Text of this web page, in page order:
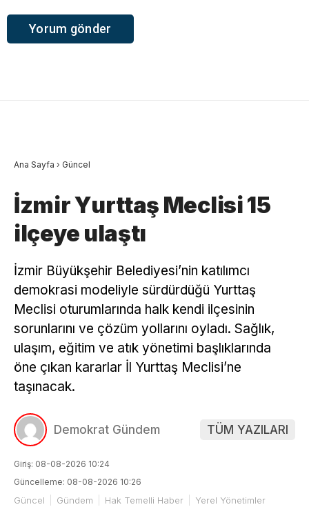
Ana Sayfa › Güncel
İzmir Yurttaş Meclisi 15
ilçeye ulaştı
İzmir Büyükşehir Belediyesi’nin katılımcı
demokrasi modeliyle sürdürdüğü Yurttaş
Meclisi oturumlarında halk kendi ilçesinin
sorunlarını ve çözüm yollarını oyladı. Sağlık,
ulaşım, eğitim ve atık yönetimi başlıklarında
öne çıkan kararlar İl Yurttaş Meclisi’ne
taşınacak.
Demokrat Gündem TÜM YAZILARI
Giriş: 08-08-2026 10:24
Güncelleme: 08-08-2026 10:26
Güncel Gündem Hak Temelli Haber Yerel Yönetimler